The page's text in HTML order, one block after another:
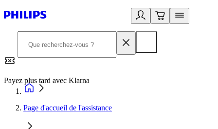
Payez plus tard avec Klarna
Page d'accueil de l'assistance